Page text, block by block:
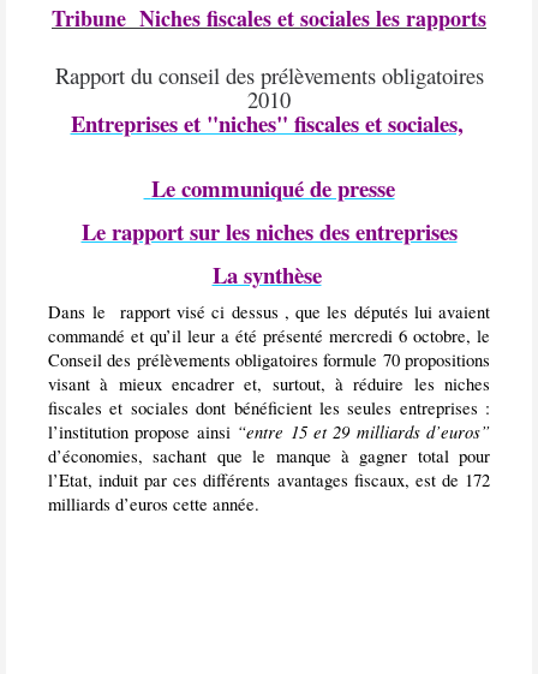
Tribune Niches fiscales et sociales les rapports
Rapport du conseil des prélèvements obligatoires
2010
Entreprises et "niches" fiscales et sociales,
Le communiqué de presse
Le rapport sur les niches des entreprises
La synthèse
Dans le rapport visé ci dessus , que les députés lui avaient
commandé et qu’il leur a été présenté mercredi 6 octobre, le
Conseil des prélèvements obligatoires formule 70 propositions
visant à mieux encadrer et, surtout, à réduire les niches
fiscales et sociales dont bénéficient les seules entreprises :
l’institution propose ainsi “entre 15 et 29 milliards d’euros”
d’économies, sachant que le manque à gagner total pour
l’Etat, induit par ces différents avantages fiscaux, est de 172
milliards d’euros cette année.